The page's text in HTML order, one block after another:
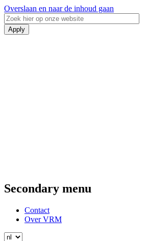
Overslaan en naar de inhoud gaan
Secondary menu
Contact
Over VRM